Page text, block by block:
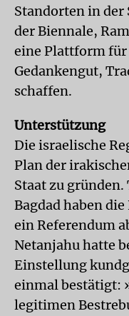
Standorten in der
der Biennale,
eine Plattform
Gedankengut,
schaffen.
Unterstützung
Die israelische
Plan der
Staat zu
Bagdad haben
ein Referendum
Netanjahu hatte
Einstellung
einmal bestätigt:
legitimen